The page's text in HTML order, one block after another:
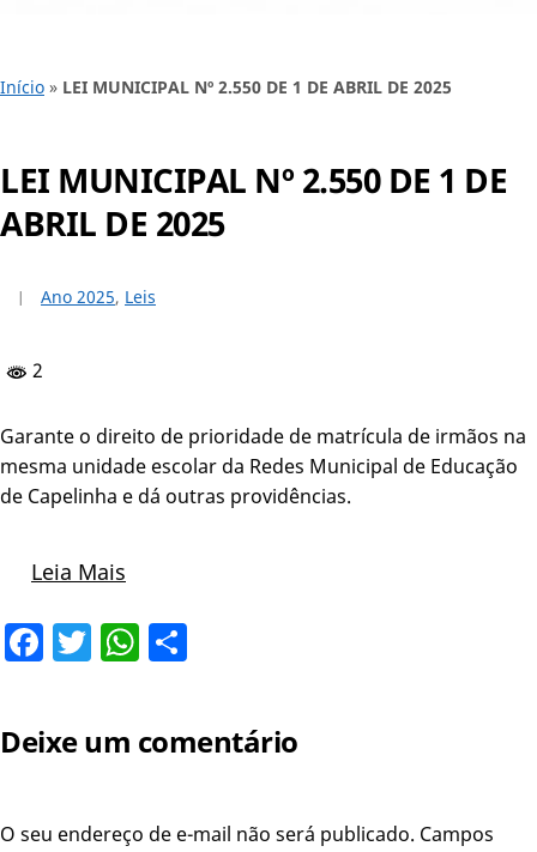
Início » LEI MUNICIPAL Nº 2.550 DE 1 DE ABRIL DE 2025
LEI MUNICIPAL Nº 2.550 DE 1 DE
ABRIL DE 2025
Ano 2025, Leis
2
Garante o direito de prioridade de matrícula de irmãos na
mesma unidade escolar da Redes Municipal de Educação
de Capelinha e dá outras providências.
Leia Mais
Facebook
TwitterWhatsApp
Deixe um comentário
O seu endereço de e-mail não será publicado. Campos